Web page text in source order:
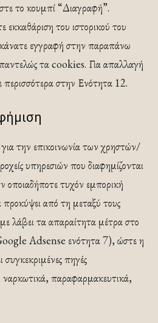
το κουμπί “Διαγραφή”.
εκκαθάριση του ιστορικού του
εγγραφή στην παραπάνω
παντελώς τα cookies. Για απαλλαγή
στην Ενότητα 12.
την επικοινωνία των χρηστών/
υπηρεσιών που διαφημίζονται
οποιαδήποτε τυχόν εμπορική
από τη μεταξύ τους
λάβει τα απαραίτητα μέτρα στο
Adsense ενότητα 7), ώστε η
συγκεκριμένες πηγές
παραφαρμακευτικά,